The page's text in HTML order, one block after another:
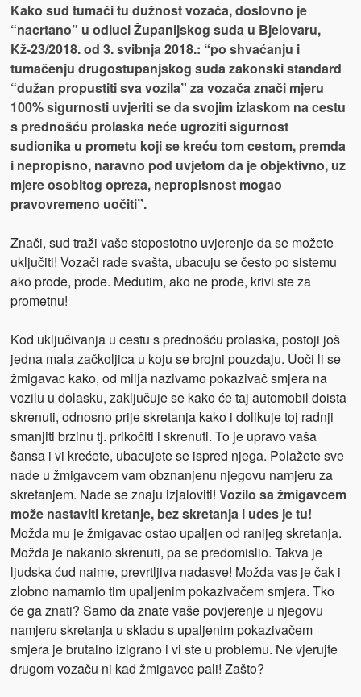
Kako sud tumači tu dužnost vozača, doslovno je
“nacrtano” u odluci Županijskog suda u Bjelovaru,
Kž-23/2018. od 3. svibnja 2018.: “po shvaćanju i
tumačenju drugostupanjskog suda zakonski standard
“dužan propustiti sva vozila” za vozača znači mjeru
100% sigurnosti uvjeriti se da svojim izlaskom na cestu
s prednošću prolaska neće ugroziti sigurnost
sudionika u prometu koji se kreću tom cestom, premda
i nepropisno, naravno pod uvjetom da je objektivno, uz
mjere osobitog opreza, nepropisnost mogao
pravovremeno uočiti”.
Znači, sud traži vaše stopostotno uvjerenje da se možete
uključiti! Vozači rade svašta, ubacuju se često po sistemu
ako prođe, prođe. Međutim, ako ne prođe, krivi ste za
prometnu!
Kod uključivanja u cestu s prednošću prolaska, postoji još
jedna mala začkoljica u koju se brojni pouzdaju. Uoči li se
žmigavac kako, od milja nazivamo pokazivač smjera na
vozilu u dolasku, zaključuje se kako će taj automobil doista
skrenuti, odnosno prije skretanja kako i dolikuje toj radnji
smanjiti brzinu tj. prikočiti i skrenuti. To je upravo vaša
šansa i vi krećete, ubacujete se ispred njega. Polažete sve
nade u žmigavcem vam obznanjenu njegovu namjeru za
skretanjem. Nade se znaju izjaloviti! Vozilo sa žmigavcem
može nastaviti kretanje, bez skretanja i udes je tu!
Možda mu je žmigavac ostao upaljen od ranijeg skretanja.
Možda je nakanio skrenuti, pa se predomislio. Takva je
ljudska ćud naime, prevrtljiva nadasve! Možda vas je čak i
zlobno namamio tim upaljenim pokazivačem smjera. Tko
će ga znati? Samo da znate vaše povjerenje u njegovu
namjeru skretanja u skladu s upaljenim pokazivačem
smjera je brutalno izigrano i vi ste u problemu. Ne vjerujte
drugom vozaču ni kad žmigavce pali! Zašto?